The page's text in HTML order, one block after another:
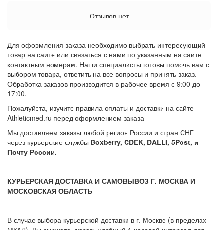
Отзывов нет
Для оформления заказа необходимо выбрать интересующий
товар на сайте или связаться с нами по указанным на сайте
контактным номерам. Наши специалисты готовы помочь вам с
выбором товара, ответить на все вопросы и принять заказ.
Обработка заказов производится в рабочее время с 9:00 до
17:00.
Пожалуйста, изучите правила оплаты и доставки на сайте
Athleticmed.ru перед оформлением заказа.
Мы доставляем заказы любой регион России и стран СНГ
через курьерские службы Boxberry, CDEK, DALLI, 5Post, и
Почту России.
КУРЬЕРСКАЯ ДОСТАВКА И САМОВЫВОЗ Г. МОСКВА И
МОСКОВСКАЯ ОБЛАСТЬ
В случае выбора курьерской доставки в г. Москве (в пределах